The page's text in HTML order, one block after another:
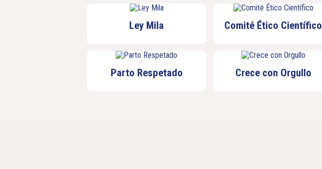
Ley Mila Comité Ético Científico
Parto Respetado Crece con Orgullo